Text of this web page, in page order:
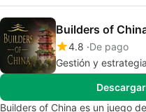
Builders of
4.8 De pago
Gestión y
Builders of China es un juego